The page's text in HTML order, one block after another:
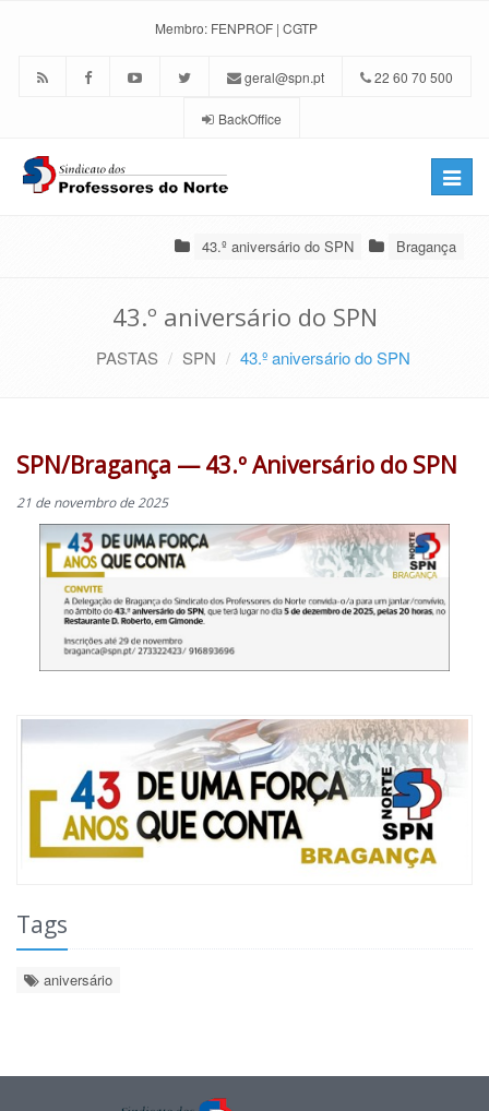
Membro: FENPROF | CGTP
geral@spn.pt 22 60 70 500
BackOffice
Toggle
43.º aniversário do SPN Bragança
43.º aniversário do SPN
PASTAS SPN 43.º aniversário do SPN
SPN/Bragança — 43.º Aniversário do SPN
21 de novembro de 2025
Tags
aniversário